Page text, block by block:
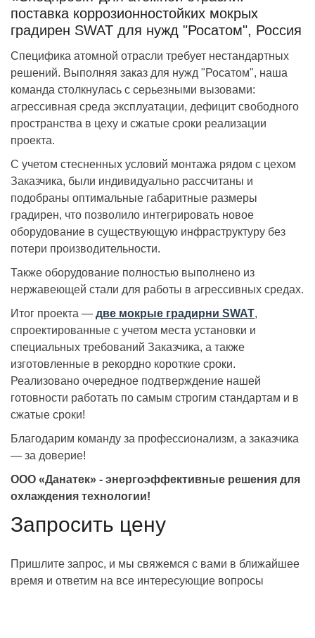
поставка коррозионностойких мокрых
градирен SWAT для нужд "Росатом", Россия
Специфика атомной отрасли требует нестандартных
решений. Выполняя заказ для нужд "Росатом", наша
команда столкнулась с серьезными вызовами:
агрессивная среда эксплуатации, дефицит свободного
пространства в цеху и сжатые сроки реализации
проекта.
С учетом стесненных условий монтажа рядом с цехом
Заказчика, были индивидуально рассчитаны и
подобраны оптимальные габаритные размеры
градирен, что позволило интегрировать новое
оборудование в существующую инфраструктуру без
потери производительности.
Также оборудование полностью выполнено из
нержавеющей стали для работы в агрессивных средах.
Итог проекта — две мокрые градирни SWAT,
спроектированные с учетом места установки и
специальных требований Заказчика, а также
изготовленные в рекордно короткие сроки.
Реализовано очередное подтверждение нашей
готовности работать по самым строгим стандартам и в
сжатые сроки!
Благодарим команду за профессионализм, а заказчика
— за доверие!
ООО «Данатек» - энергоэффективные решения для
охлаждения технологии!
Запросить цену
Пришлите запрос, и мы свяжемся с вами в ближайшее
время и ответим на все интересующие вопросы